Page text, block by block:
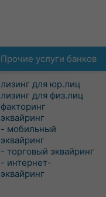
Прочие услуги банков
лизинг для юр.лиц
лизинг для физ.лиц
факторинг
эквайринг
- мобильный
эквайринг
- торговый эквайринг
- интернет-
эквайринг